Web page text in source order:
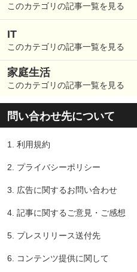
このカテゴリの記事一覧を見る
IT
このカテゴリの記事一覧を見る
家庭生活
このカテゴリの記事一覧を見る
問い合わせ先について
1. 利用規約
2. プライバシーポリシー
3. 広告に関するお問い合わせ
4. 記事に関するご意見・ご感想
5. プレスリリース送付先
6. コンテンツ提供に関して